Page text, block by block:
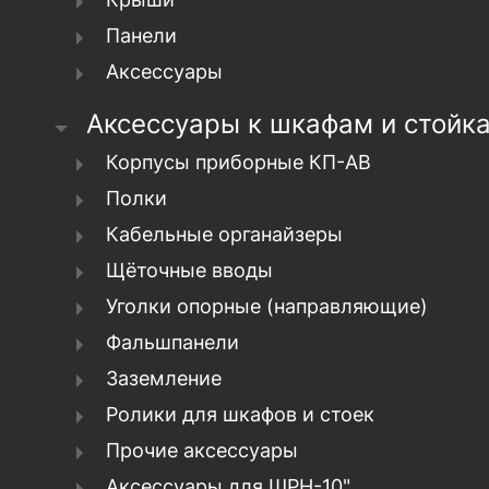
Панели
Аксессуары
Аксессуары к шкафам и
Корпусы приборные КП-АВ
Полки
Кабельные органайзеры
Щёточные вводы
Уголки опорные (направляющие)
Фальшпанели
Заземление
Ролики для шкафов и стоек
Прочие аксессуары